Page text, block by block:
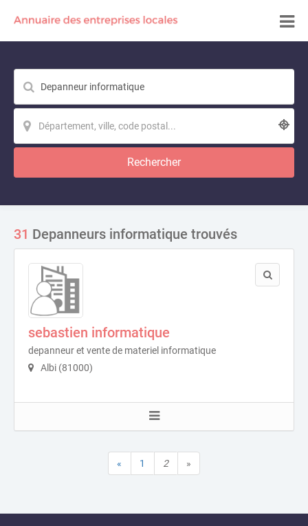
Rechercher
31 Depanneurs informatique trouvés
sebastien informatique
depanneur et vente de materiel informatique
Albi (81000)
« 1 2 »